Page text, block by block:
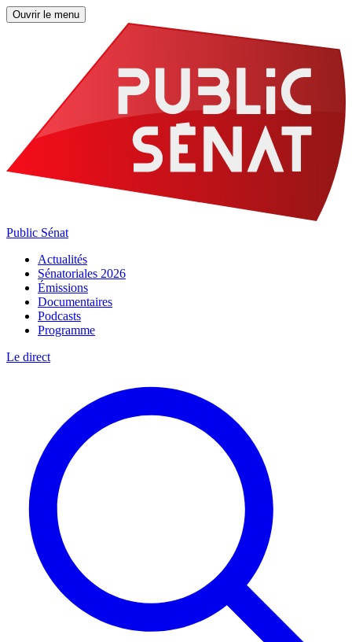
Ouvrir le menu
Public Sénat
Actualités
Sénatoriales 2026
Émissions
Documentaires
Podcasts
Programme
Le direct